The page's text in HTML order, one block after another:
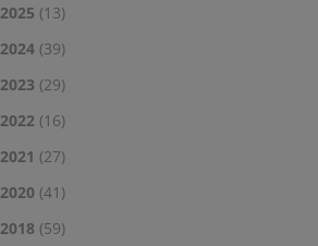
2025 (13)
2024 (39)
2023 (29)
2022 (16)
2021 (27)
2020 (41)
2018 (59)